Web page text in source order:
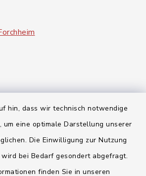
hin, dass wir technisch notwendige
um eine optimale Darstellung unserer
Die Einwilligung zur Nutzung
bei Bedarf gesondert abgefragt.
finden Sie in unseren